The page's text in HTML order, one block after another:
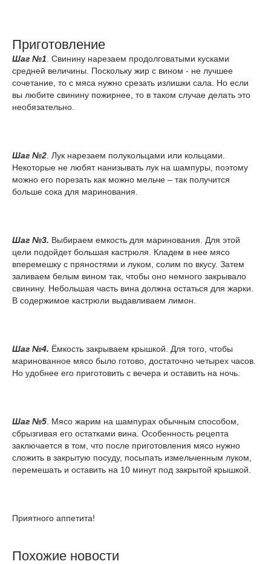
Приготовление
Шаг №1 . Свинину нарезаем продолговатыми кусками
средней величины. Поскольку жир с вином - не лучшее
сочетание, то с мяса нужно срезать излишки сала. Но если
вы любите свинину пожирнее, то в таком случае делать это
необязательно.
Шаг №2 . Лук нарезаем полукольцами или кольцами.
Некоторые не любят нанизывать лук на шампуры, поэтому
можно его порезать как можно мельче – так получится
больше сока для маринования.
Шаг №3. Выбираем емкость для маринования. Для этой
цели подойдет большая кастрюля. Кладем в нее мясо
вперемешку с пряностями и луком, солим по вкусу. Затем
заливаем белым вином так, чтобы оно немного закрывало
свинину. Небольшая часть вина должна остаться для жарки.
В содержимое кастрюли выдавливаем лимон.
Шаг №4. Ёмкость закрываем крышкой. Для того, чтобы
маринованное мясо было готово, достаточно четырех часов.
Но удобнее его приготовить с вечера и оставить на ночь.
Шаг №5 . Мясо жарим на шампурах обычным способом,
сбрызгивая его остатками вина. Особенность рецепта
заключается в том, что после приготовления мясо нужно
сложить в закрытую посуду, посыпать измельченным луком,
перемешать и оставить на 10 минут под закрытой крышкой.
Приятного аппетита!
Похожие новости